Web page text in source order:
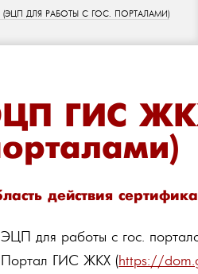
(ЭЦП ДЛЯ РАБОТЫ С ГОС. ПОРТАЛАМИ)
ГИС
действия
ЭЦП для работы с гос.
Портал ГИС ЖКХ (https://